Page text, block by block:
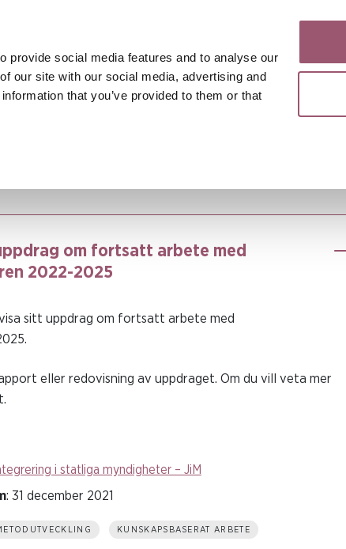
provide social media features and to analyse our
our site with our social media, advertising and
that you’ve provided to them or that
om fortsatt arbete med
2022-2025
sitt uppdrag om fortsatt arbete med
eller redovisning av uppdraget. Om du vill veta mer
i statliga myndigheter – JiM
: 31 december 2021
KUNSKAPSBASERAT ARBETE